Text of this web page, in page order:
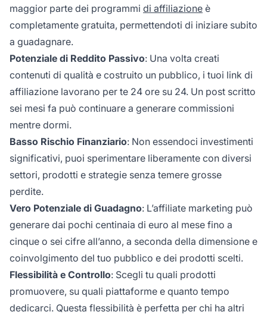
maggior parte dei programmi di affiliazione è
completamente gratuita, permettendoti di iniziare subito
a guadagnare.
Potenziale di Reddito Passivo: Una volta creati
contenuti di qualità e costruito un pubblico, i tuoi link di
affiliazione lavorano per te 24 ore su 24. Un post scritto
sei mesi fa può continuare a generare commissioni
mentre dormi.
Basso Rischio Finanziario: Non essendoci investimenti
significativi, puoi sperimentare liberamente con diversi
settori, prodotti e strategie senza temere grosse
perdite.
Vero Potenziale di Guadagno: L’affiliate marketing può
generare dai pochi centinaia di euro al mese fino a
cinque o sei cifre all’anno, a seconda della dimensione e
coinvolgimento del tuo pubblico e dei prodotti scelti.
Flessibilità e Controllo: Scegli tu quali prodotti
promuovere, su quali piattaforme e quanto tempo
dedicarci. Questa flessibilità è perfetta per chi ha altri